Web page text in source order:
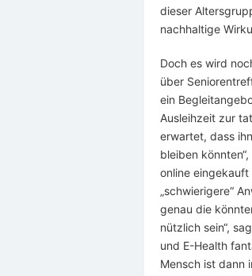
dieser
nachhaltige
Doch es wird
über
ein
Ausleihzeit zur
erwartet, dass
bleiben
online eingekauft
„schwierigere“
genau die
nützlich sein“,
und E-Health
Mensch ist dann